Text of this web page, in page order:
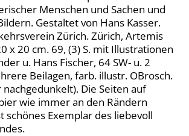
Menschen und Sachen und
Gestaltet von Hans Kasser.
Zürich. Zürich, Artemis
x 20 cm. 69, (3) S. mit Illustrationen
u. Hans Fischer, 64 SW- u. 2
Beilagen, farb. illustr. OBrosch.
Die Seiten auf
wie immer an den Rändern
schönes Exemplar des liebevoll